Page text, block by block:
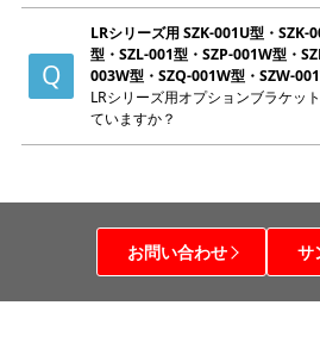
LRシリーズ用 SZK-001U型・SZK-
型・SZL-001型・SZP-001W型・
003W型・SZQ-001W型・SZW-
LRシリーズ用オプションブラケッ
ていますか？
お問い合わせ サ